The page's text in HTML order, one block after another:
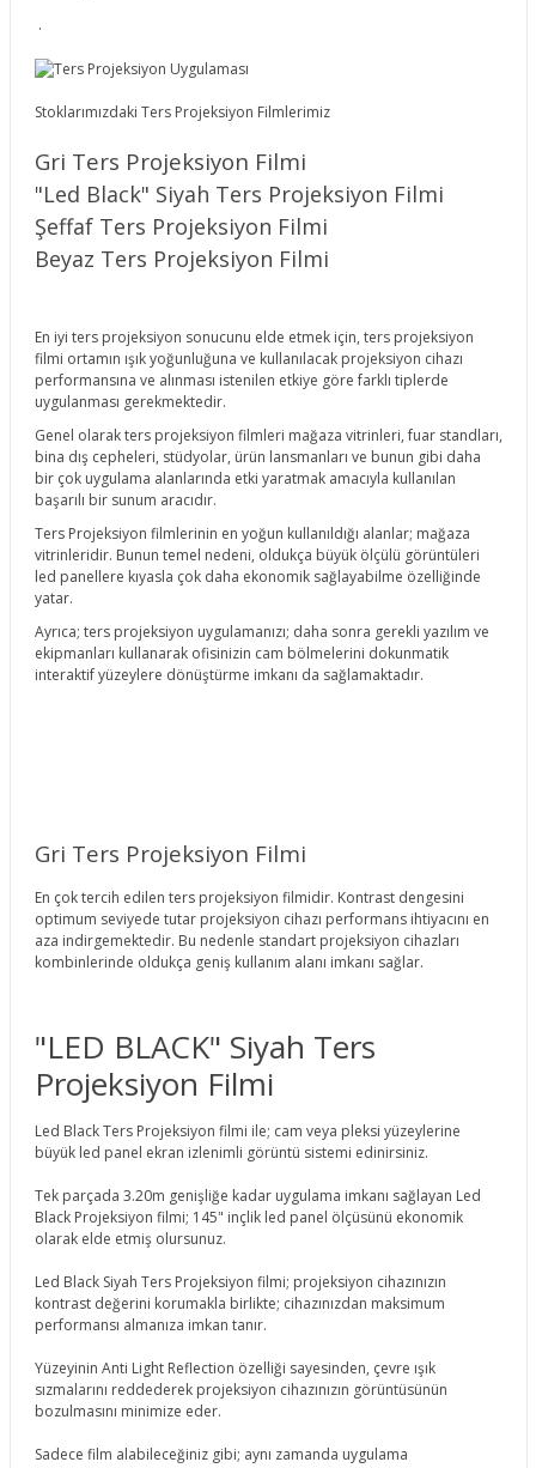
.
Stoklarımızdaki Ters Projeksiyon Filmlerimiz
Gri Ters Projeksiyon Filmi
"Led Black" Siyah Ters Projeksiyon Filmi
Şeffaf Ters Projeksiyon Filmi
Beyaz Ters Projeksiyon Filmi
En iyi ters projeksiyon sonucunu elde etmek için, ters projeksiyon
filmi ortamın ışık yoğunluğuna ve kullanılacak projeksiyon cihazı
performansına ve alınması istenilen etkiye göre farklı tiplerde
uygulanması gerekmektedir.
Genel olarak ters projeksiyon filmleri mağaza vitrinleri, fuar standları,
bina dış cepheleri, stüdyolar, ürün lansmanları ve bunun gibi daha
bir çok uygulama alanlarında etki yaratmak amacıyla kullanılan
başarılı bir sunum aracıdır.
Ters Projeksiyon filmlerinin en yoğun kullanıldığı alanlar; mağaza
vitrinleridir. Bunun temel nedeni, oldukça büyük ölçülü görüntüleri
led panellere kıyasla çok daha ekonomik sağlayabilme özelliğinde
yatar.
Ayrıca; ters projeksiyon uygulamanızı; daha sonra gerekli yazılım ve
ekipmanları kullanarak ofisinizin cam bölmelerini dokunmatik
interaktif yüzeylere dönüştürme imkanı da sağlamaktadır.
Gri Ters Projeksiyon Filmi
En çok tercih edilen ters projeksiyon filmidir. Kontrast dengesini
optimum seviyede tutar projeksiyon cihazı performans ihtiyacını en
aza indirgemektedir. Bu nedenle standart projeksiyon cihazları
kombinlerinde oldukça geniş kullanım alanı imkanı sağlar.
"LED BLACK" Siyah Ters
Projeksiyon Filmi
Led Black Ters Projeksiyon filmi ile; cam veya pleksi yüzeylerine
büyük led panel ekran izlenimli görüntü sistemi edinirsiniz.
Tek parçada 3.20m genişliğe kadar uygulama imkanı sağlayan Led
Black Projeksiyon filmi; 145" inçlik led panel ölçüsünü ekonomik
olarak elde etmiş olursunuz.
Led Black Siyah Ters Projeksiyon filmi; projeksiyon cihazınızın
kontrast değerini korumakla birlikte; cihazınızdan maksimum
performansı almanıza imkan tanır.
Yüzeyinin Anti Light Reflection özelliği sayesinden, çevre ışık
sızmalarını reddederek projeksiyon cihazınızın görüntüsünün
bozulmasını minimize eder.
Sadece film alabileceğiniz gibi; aynı zamanda uygulama